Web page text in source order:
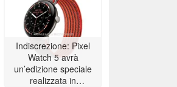
Indiscrezione: Pixel
Watch 5 avrà
un’edizione speciale
realizzata in